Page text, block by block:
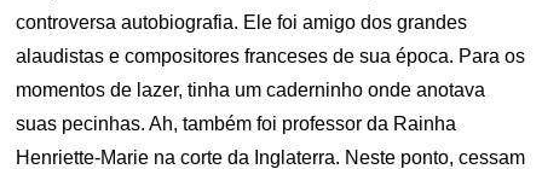
controversa autobiografia. Ele foi amigo dos grandes
alaudistas e compositores franceses de sua época. Para os
momentos de lazer, tinha um caderninho onde anotava
suas pecinhas. Ah, também foi professor da Rainha
Henriette-Marie na corte da Inglaterra. Neste ponto, cessam